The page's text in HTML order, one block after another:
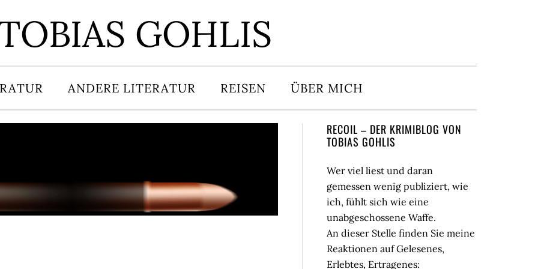
GOHLIS
ANDERE LITERATUR REISEN ÜBER MICH
Seitenspalte
RECOIL – DER KRIMIBLOG VON
TOBIAS GOHLIS
Wer viel liest und daran
gemessen wenig publiziert, wie
ich, fühlt sich wie eine
unabgeschossene Waffe.
An dieser Stelle finden Sie meine
Reaktionen auf Gelesenes,
Erlebtes, Ertragenes: